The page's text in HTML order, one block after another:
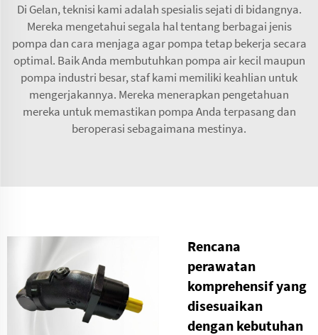
Di Gelan, teknisi kami adalah spesialis sejati di bidangnya.
Mereka mengetahui segala hal tentang berbagai jenis
pompa dan cara menjaga agar pompa tetap bekerja secara
optimal. Baik Anda membutuhkan pompa air kecil maupun
pompa industri besar, staf kami memiliki keahlian untuk
mengerjakannya. Mereka menerapkan pengetahuan
mereka untuk memastikan pompa Anda terpasang dan
beroperasi sebagaimana mestinya.
Rencana
perawatan
komprehensif yang
disesuaikan
dengan kebutuhan